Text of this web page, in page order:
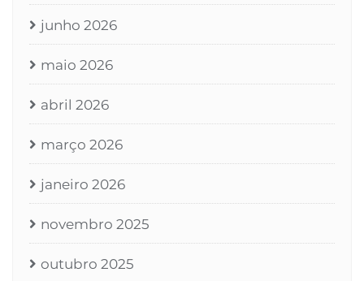
junho 2026
maio 2026
abril 2026
março 2026
janeiro 2026
novembro 2025
outubro 2025